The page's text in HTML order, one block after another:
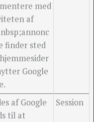
med
af
finder sted
Google
af Google
til at
Session